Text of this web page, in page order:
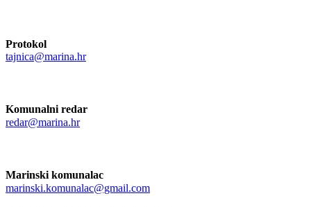
Protokol
tajnica@marina.hr
Komunalni redar
redar@marina.hr
Marinski komunalac
marinski.komunalac@gmail.com